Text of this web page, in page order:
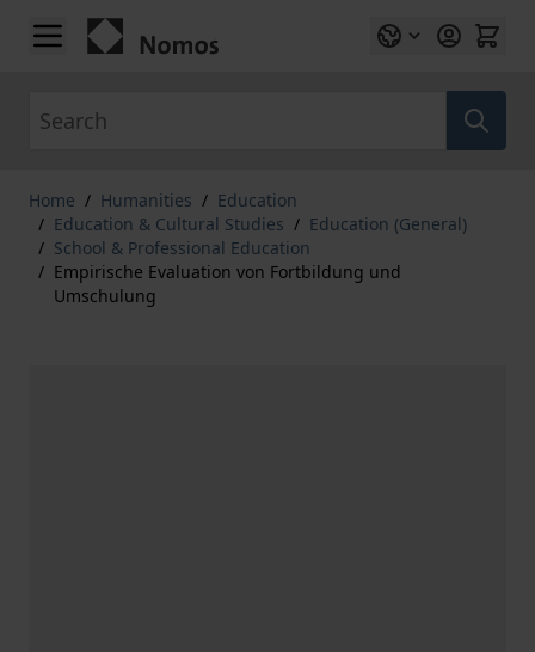
Skip to Content
Home / Humanities / Education
/ Education & Cultural Studies / Education (General)
/ School & Professional Education
/ Empirische Evaluation von Fortbildung und
Umschulung